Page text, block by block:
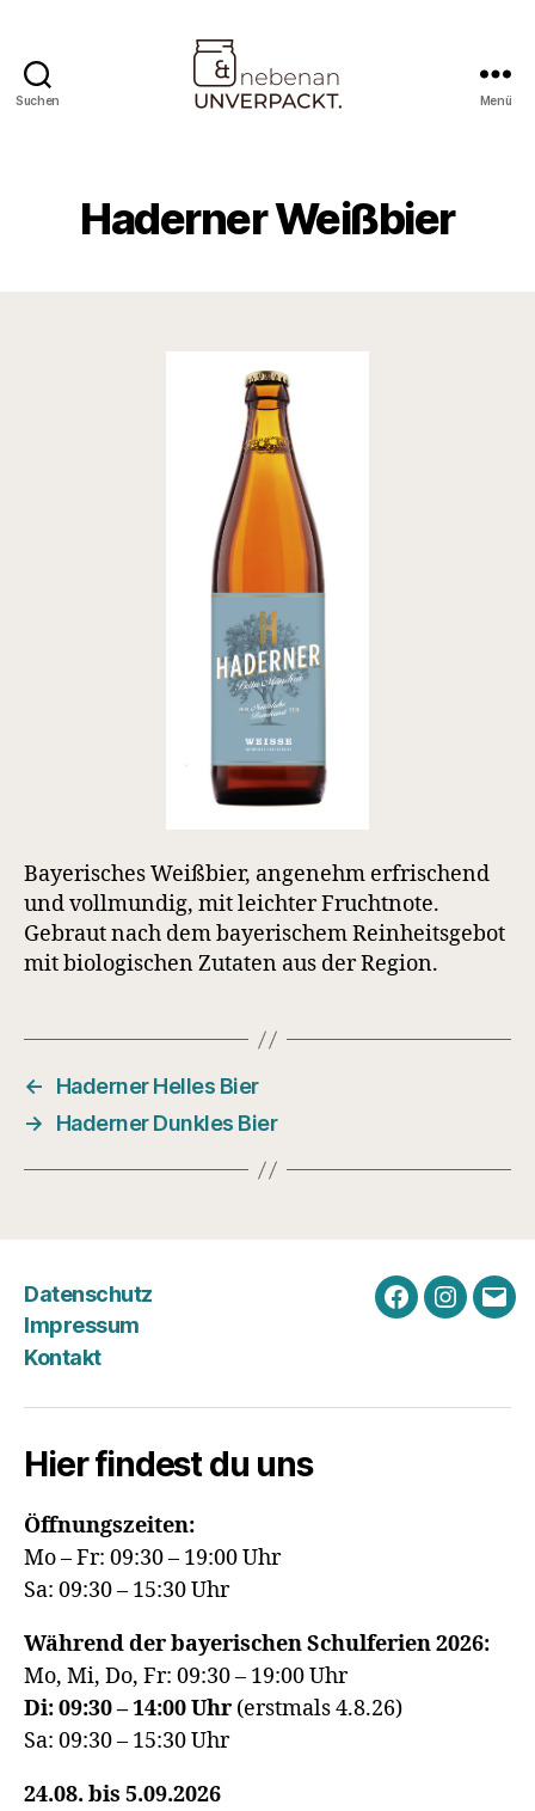
Suchen Menü
Haderner Weißbier
Bayerisches Weißbier, angenehm erfrischend
und vollmundig, mit leichter Fruchtnote.
Gebraut nach dem bayerischem Reinheitsgebot
mit biologischen Zutaten aus der Region.
←
Haderner Helles Bier
→
Haderner Dunkles Bier
Datenschutz
Impressum
Kontakt
FacebookE-
Hier findest du uns
Öffnungszeiten:
Mo – Fr: 09:30 – 19:00 Uhr
Sa: 09:30 – 15:30 Uhr
Während der bayerischen Schulferien 2026:
Mo, Mi, Do, Fr: 09:30 – 19:00 Uhr
Di: 09:30 – 14:00 Uhr (erstmals 4.8.26)
Sa: 09:30 – 15:30 Uhr
24.08. bis 5.09.2026